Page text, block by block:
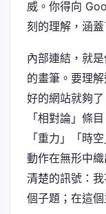
威。你得向
刻的理解，涵
內部連結，就
的畫筆。要理
好的網站就夠
「相對論」條
「重力」「時
動作在無形中
清楚的訊號：
個子題；在這